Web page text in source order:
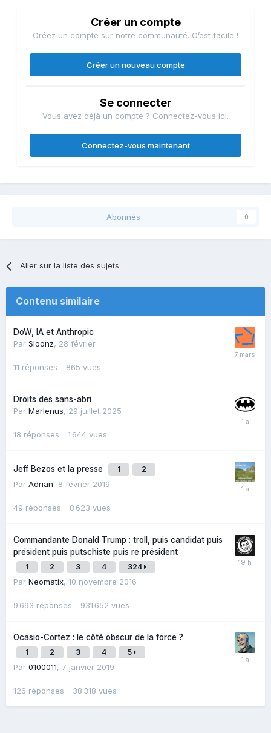
Créer un compte
Créez un compte sur notre communauté. C’est facile !
Créer un nouveau compte
Se connecter
Vous avez déjà un compte ? Connectez-vous ici.
Connectez-vous maintenant
Abonnés 0
Aller sur la liste des sujets
Contenu similaire
DoW, IA et Anthropic
Par Sloonz, 28 février
11 réponses 865 vues
Droits des sans-abri
Par Marlenus, 29 juillet 2025
18 réponses 1 644 vues
Jeff Bezos et la presse 1 2
Par Adrian, 8 février 2019
49 réponses 8 623 vues
Commandante Donald Trump : troll, puis candidat puis
président puis putschiste puis re président
1 2 3 4 324
Par Neomatix, 10 novembre 2016
9 693 réponses 931 652 vues
Ocasio-Cortez : le côté obscur de la force ?
1 2 3 4 5
Par 0100011, 7 janvier 2019
126 réponses 38 318 vues